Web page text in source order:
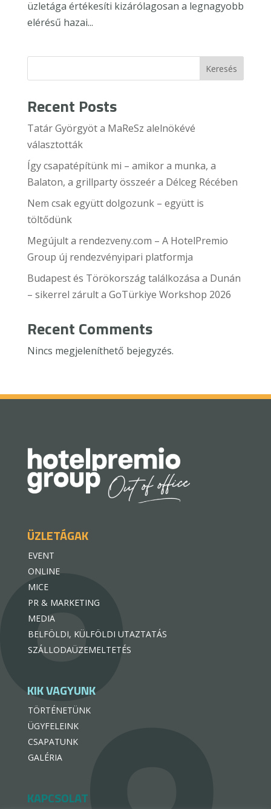
üzletága értékesíti kizárólagosan a legnagyobb
elérésű hazai...
Keresés
Recent Posts
Tatár Györgyöt a MaReSz alelnökévé
választották
Így csapatépítünk mi – amikor a munka, a
Balaton, a grillparty összeér a Délceg Récében
Nem csak együtt dolgozunk – együtt is
töltődünk
Megújult a rendezveny.com – A HotelPremio
Group új rendezvényipari platformja
Budapest és Törökország találkozása a Dunán
– sikerrel zárult a GoTürkiye Workshop 2026
Recent Comments
Nincs megjeleníthető bejegyzés.
ÜZLETÁGAK
EVENT
ONLINE
MICE
PR & MARKETING
MEDIA
BELFÖLDI, KÜLFÖLDI UTAZTATÁS
SZÁLLODAÜZEMELTETÉS
KIK VAGYUNK
TÖRTÉNETÜNK
ÜGYFELEINK
CSAPATUNK
GALÉRIA
KAPCSOLAT